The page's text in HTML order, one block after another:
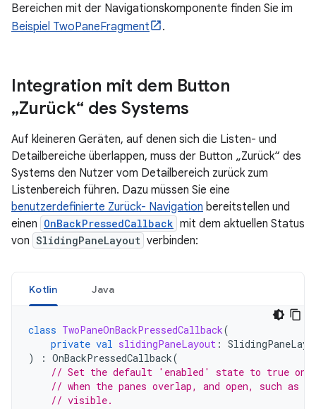
Bereichen mit der Navigationskomponente finden Sie im
Beispiel TwoPaneFragment
.
Integration mit dem Button
„Zurück“ des Systems
Auf kleineren Geräten, auf denen sich die Listen- und
Detailbereiche überlappen, muss der Button „Zurück“ des
Systems den Nutzer vom Detailbereich zurück zum
Listenbereich führen. Dazu müssen Sie eine
benutzerdefinierte Zurück- Navigation bereitstellen und
einen OnBackPressedCallback mit dem aktuellen Status
von SlidingPaneLayout verbinden:
Kotlin Java
class TwoPaneOnBackPressedCallback(
private val slidingPaneLayout :
)
: OnBackPressedCallback(
// Set the default 'enabled' state to true
// when the panes overlap, and open, such as
// visible.